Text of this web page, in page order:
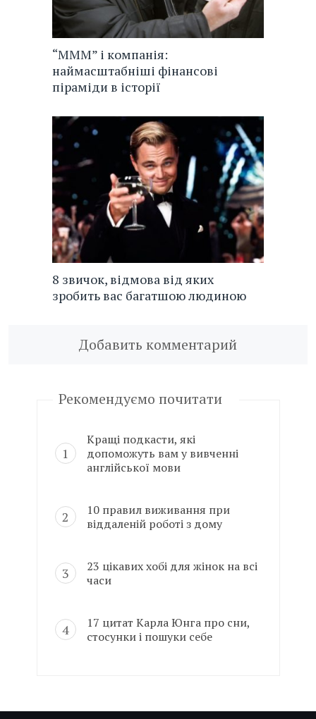
“МММ” і компанія:
наймасштабніші фінансові
піраміди в історії
8 звичок, відмова від яких
зробить вас багатшою людиною
Добавить комментарий
Рекомендуємо почитати
Кращі подкасти, які
допоможуть вам у вивченні
англійської мови
10 правил виживання при
віддаленій роботі з дому
23 цікавих хобі для жінок на всі
часи
17 цитат Карла Юнга про сни,
стосунки і пошуки себе